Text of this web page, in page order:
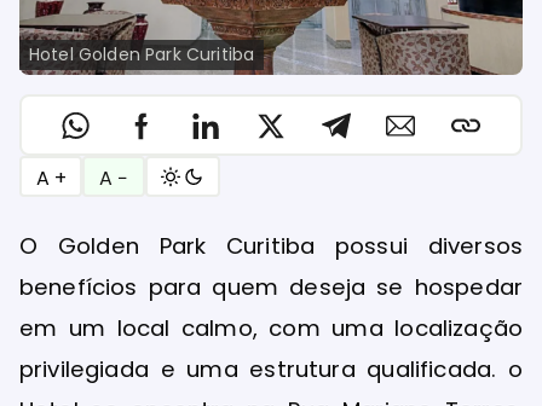
Hotel Golden Park Curitiba
A + A −
O Golden Park Curitiba possui diversos
benefícios para quem deseja se hospedar
em um local calmo, com uma localização
privilegiada e uma estrutura qualificada. o